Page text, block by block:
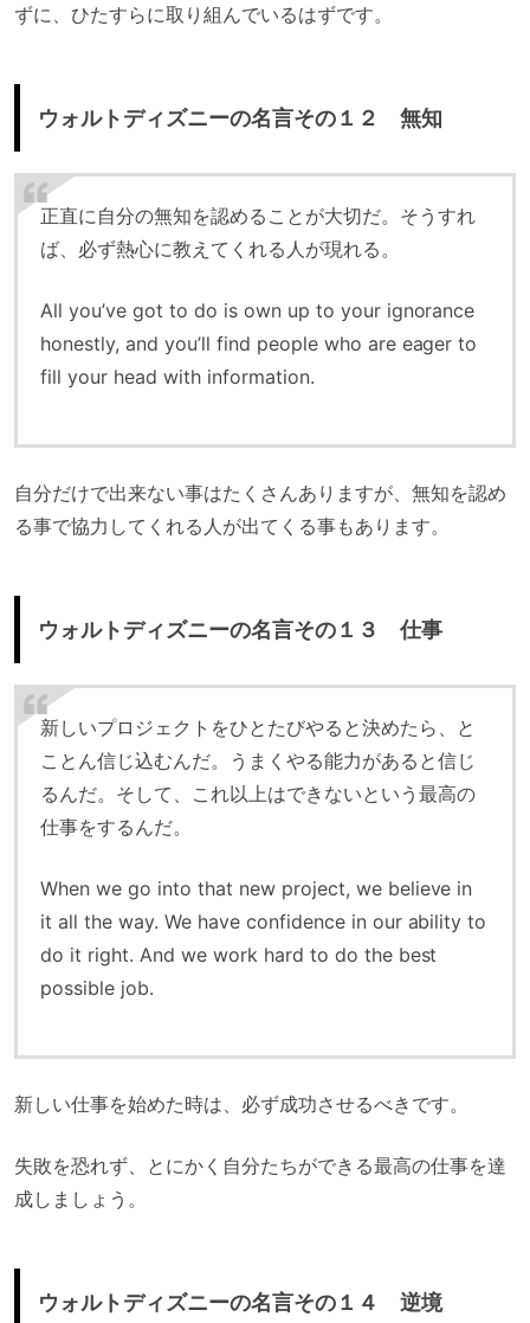
ずに、ひたすらに取り組んでいるはずです。
ウォルトディズニーの名言その１２ 無知
正直に自分の無知を認めることが大切だ。そうすれ
ば、必ず熱心に教えてくれる人が現れる。
All you’ve got to do is own up to your ignorance
honestly, and you’ll find people who are eager to
fill your head with information.
自分だけで出来ない事はたくさんありますが、無知を認め
る事で協力してくれる人が出てくる事もあります。
ウォルトディズニーの名言その１３ 仕事
新しいプロジェクトをひとたびやると決めたら、と
ことん信じ込むんだ。うまくやる能力があると信じ
るんだ。そして、これ以上はできないという最高の
仕事をするんだ。
When we go into that new project, we believe in
it all the way. We have confidence in our ability to
do it right. And we work hard to do the best
possible job.
新しい仕事を始めた時は、必ず成功させるべきです。
失敗を恐れず、とにかく自分たちができる最高の仕事を達
成しましょう。
ウォルトディズニーの名言その１４ 逆境